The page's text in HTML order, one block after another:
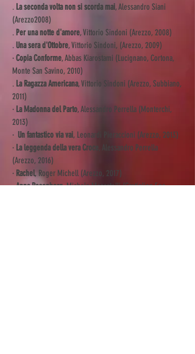
. La seconda volta non si scorda mai, Alessandro Siani
(Arezzo2008)
. Per una notte d'amore, Vittorio Sindoni (Arezzo, 2008)
.Una sera d'Ottobre, Vittorio Sindoni, (Arezzo, 2009)
·Copia Conforme, Abbas Kiarostami (Lucignano, Cortona,
Monte San Savino, 2010)
. La Ragazza Americana, Vittorio Sindoni (Arezzo, Subbiano,
2011)
· La Madonna del Parto, Alessandro Perrella (Monterchi,
2013)
· Un fantastico via vai, Leonardi Pieraccioni (Arezzo, 2013)
· La leggenda della vera Croce
, Alessandro Perrella
(Arezzo, 2016)
· Rachel, Roger Michell (Arezzo, 2017)
.Anna Rosenberg, Michele Moscatelli (Castiglion F.no,